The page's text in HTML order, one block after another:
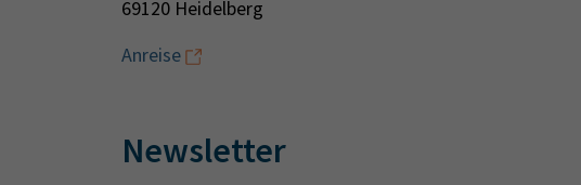
69120 Heidelberg
Anreise
Newsletter